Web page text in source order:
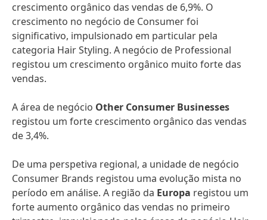
crescimento orgânico das vendas de 6,9%. O
crescimento no negócio de Consumer foi
significativo, impulsionado em particular pela
categoria Hair Styling. A negócio de Professional
registou um crescimento orgânico muito forte das
vendas.
A área de negócio Other Consumer Businesses
registou um forte crescimento orgânico das vendas
de 3,4%.
De uma perspetiva regional, a unidade de negócio
Consumer Brands registou uma evolução mista no
período em análise. A região da Europa registou um
forte aumento orgânico das vendas no primeiro